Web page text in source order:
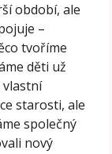
období, ale
–
tvoříme
děti už
vlastní
starosti, ale
společný
nový